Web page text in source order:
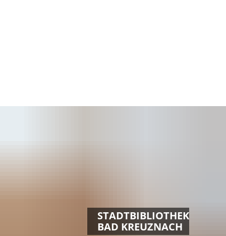
STADTBIBLIOTHEK
BAD KREUZNACH